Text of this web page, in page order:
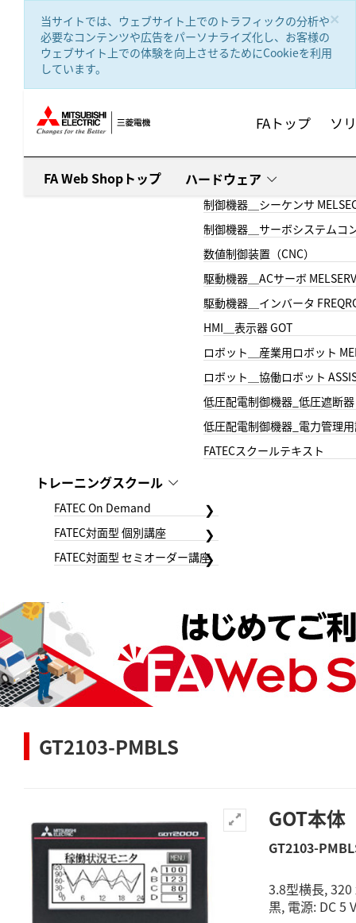
×
当サイトでは、ウェブサイト上でのトラフィックの分析や
必要なコンテンツや広告をパーソナライズ化し、お客様の
ウェブサイト上での体験を向上させるためにCookieを利用
しています。
FAトップ ソ
FA Web Shopトップ ハードウェア
制御機器＿シーケンサ
制御機器＿サーボシステムコ
数値制御装置（CNC）
駆動機器＿ACサーボ
駆動機器＿インバータ
HMI＿表示器 GOT
ロボット＿産業用ロボット
ロボット＿協働ロボット
低圧配電制御機器_低圧遮断器
低圧配電制御機器_電力管理
FATECスクールテキスト
トレーニングスクール
FATEC On Demand
FATEC対面型 個別講座
FATEC対面型 セミオーダー講座
GT2103-PMBLS
GOT本体
GT2103-
3.8型横長,
黒, 電源: DC 5 V